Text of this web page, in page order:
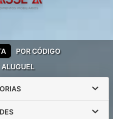
ALUGUEL
POR CÓDIGO